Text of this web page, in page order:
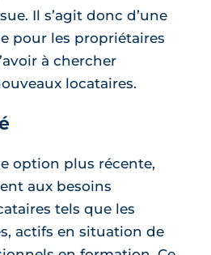
Il s’agit donc d’une
pour les propriétaires
à chercher
locataires.
option plus récente,
aux besoins
tels que les
actifs en situation de